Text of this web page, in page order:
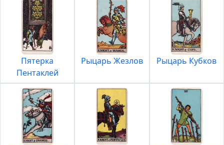
Пятерка
Пентаклей
Рыцарь Жезлов Рыцарь Кубков